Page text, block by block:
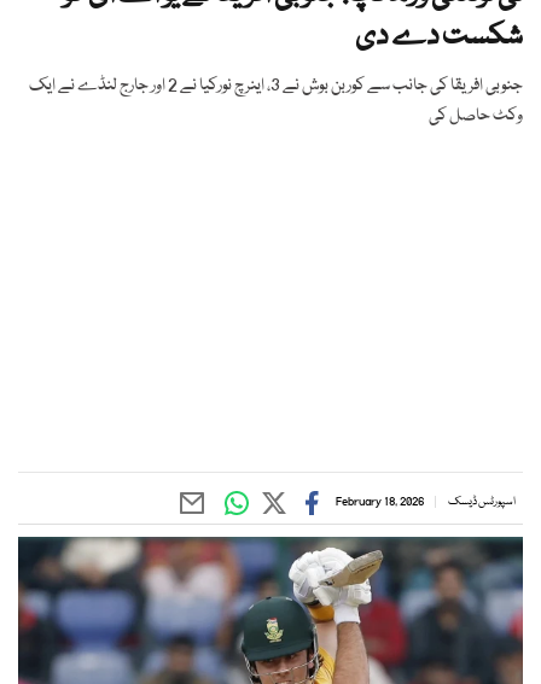
شکست دے دی
جنوبی افریقا کی جانب سے کوربن بوش نے 3، اینرچ نورکیا نے 2 اور جارج لنڈے نے ایک
وکٹ حاصل کی
اسپورٹس ڈیسک February 18, 2026